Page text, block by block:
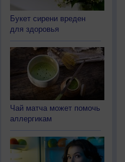
Букет сирени вреден
для здоровья
Чай матча может помочь
аллергикам